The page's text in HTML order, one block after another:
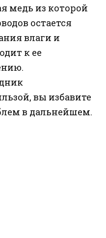
медь из которой
остается
влаги и
к ее
вы избавите
в дальнейшем.